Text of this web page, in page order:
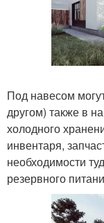
Под навесом
другом) также в
холодного
инвентаря,
необходимости
резервного